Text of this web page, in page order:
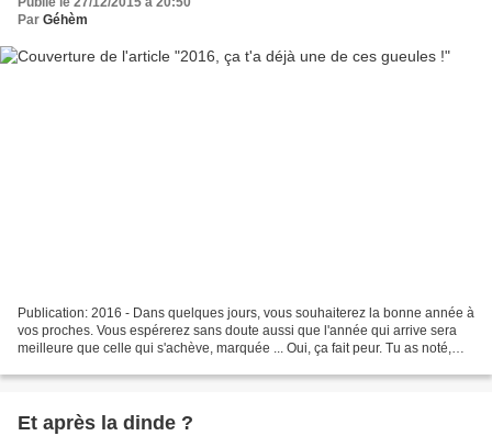
Par Géhèm
Publication: 2016 - Dans quelques jours, vous souhaiterez la bonne année à
vos proches. Vous espérerez sans doute aussi que l'année qui arrive sera
meilleure que celle qui s'achève, marquée ... Oui, ça fait peur. Tu as noté,
Et après la dinde ?